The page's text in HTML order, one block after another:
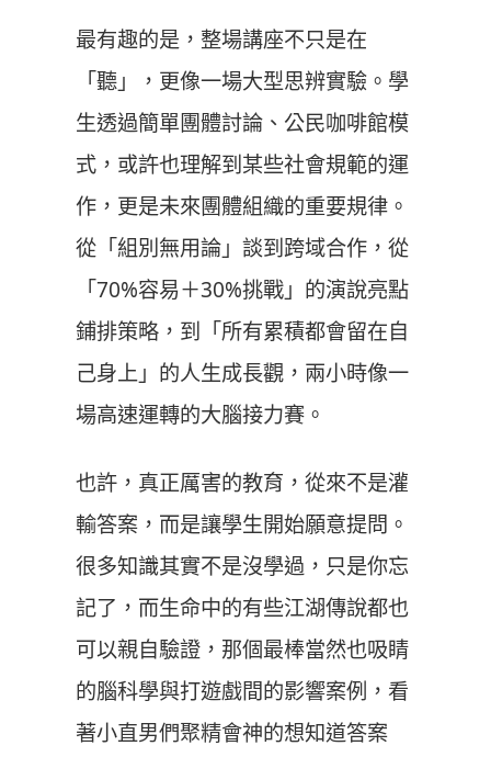
最有趣的是，整場講座不只是在
「聽」，更像一場大型思辨實驗。學
生透過簡單團體討論、公民咖啡館模
式，或許也理解到某些社會規範的運
作，更是未來團體組織的重要規律。
從「組別無用論」談到跨域合作，從
「70%容易＋30%挑戰」的演說亮點
鋪排策略，到「所有累積都會留在自
己身上」的人生成長觀，兩小時像一
場高速運轉的大腦接力賽。
也許，真正厲害的教育，從來不是灌
輸答案，而是讓學生開始願意提問。
很多知識其實不是沒學過，只是你忘
記了，而生命中的有些江湖傳說都也
可以親自驗證，那個最棒當然也吸睛
的腦科學與打遊戲間的影響案例，看
著小直男們聚精會神的想知道答案